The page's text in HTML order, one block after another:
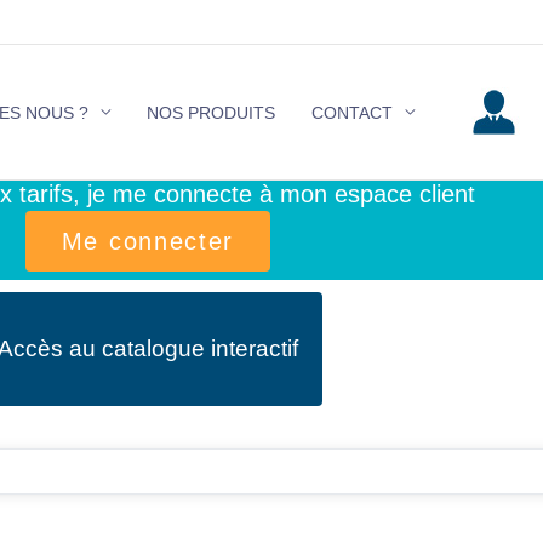
NOUS ? NOS PRODUITS CONTACT
tarifs, je me connecte à mon espace client
Me connecter
au catalogue interactif